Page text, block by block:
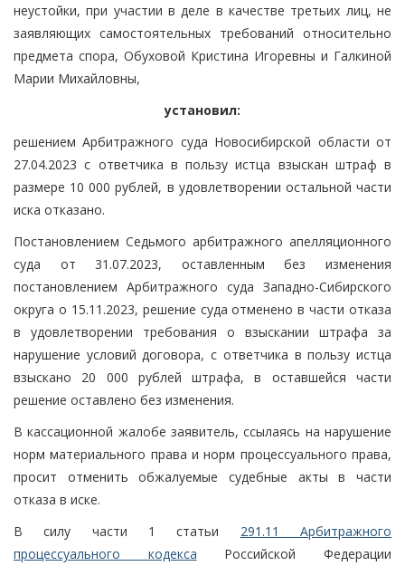
неустойки, при участии в деле в качестве третьих лиц, не
заявляющих самостоятельных требований относительно
предмета спора, Обуховой Кристина Игоревны и Галкиной
Марии Михайловны,
установил:
решением Арбитражного суда Новосибирской области от
27.04.2023 с ответчика в пользу истца взыскан штраф в
размере 10 000 рублей, в удовлетворении остальной части
иска отказано.
Постановлением Седьмого арбитражного апелляционного
суда от 31.07.2023, оставленным без изменения
постановлением Арбитражного суда Западно-Сибирского
округа о 15.11.2023, решение суда отменено в части отказа
в удовлетворении требования о взыскании штрафа за
нарушение условий договора, с ответчика в пользу истца
взыскано 20 000 рублей штрафа, в оставшейся части
решение оставлено без изменения.
В кассационной жалобе заявитель, ссылаясь на нарушение
норм материального права и норм процессуального права,
просит отменить обжалуемые судебные акты в части
отказа в иске.
В силу части 1 статьи 291.11 Арбитражного
процессуального кодекса Российской Федерации